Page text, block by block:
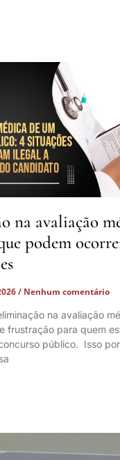
na avaliação
podem
Nenhum comentário
na avaliação
frustração para quem
público. Isso